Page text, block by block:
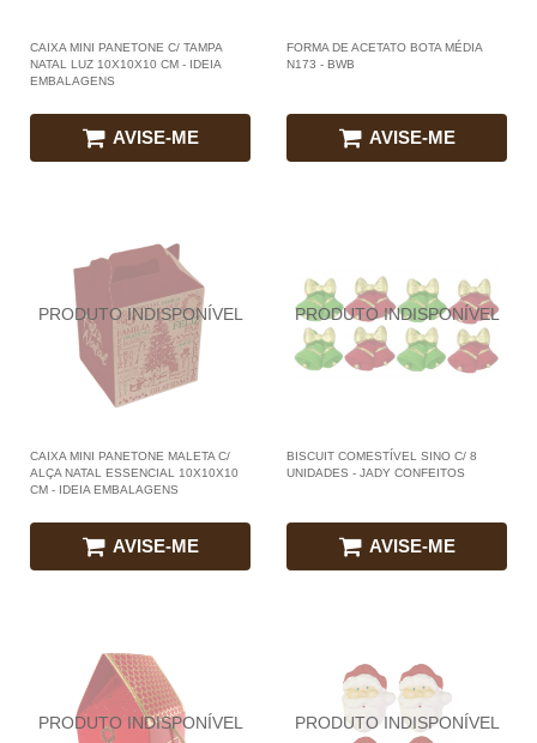
CAIXA MINI PANETONE C/ TAMPA
NATAL LUZ 10X10X10 CM - IDEIA
EMBALAGENS
AVISE-ME
FORMA DE ACETATO BOTA MÉDIA
N173 - BWB
AVISE-ME
CAIXA MINI PANETONE MALETA C/
ALÇA NATAL ESSENCIAL 10X10X10
CM - IDEIA EMBALAGENS
AVISE-ME
BISCUIT COMESTÍVEL SINO C/ 8
UNIDADES - JADY CONFEITOS
AVISE-ME